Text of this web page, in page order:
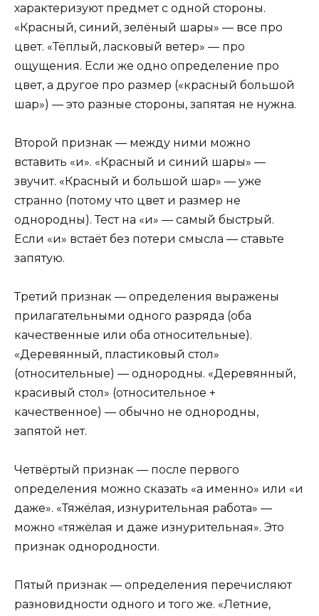
характеризуют предмет с одной стороны.
«Красный, синий, зелёный шары» — все про
цвет. «Тёплый, ласковый ветер» — про
ощущения. Если же одно определение про
цвет, а другое про размер («красный большой
шар») — это разные стороны, запятая не нужна.
Второй признак — между ними можно
вставить «и». «Красный и синий шары» —
звучит. «Красный и большой шар» — уже
странно (потому что цвет и размер не
однородны). Тест на «и» — самый быстрый.
Если «и» встаёт без потери смысла — ставьте
запятую.
Третий признак — определения выражены
прилагательными одного разряда (оба
качественные или оба относительные).
«Деревянный, пластиковый стол»
(относительные) — однородны. «Деревянный,
красивый стол» (относительное +
качественное) — обычно не однородны,
запятой нет.
Четвёртый признак — после первого
определения можно сказать «а именно» или «и
даже». «Тяжёлая, изнурительная работа» —
можно «тяжёлая и даже изнурительная». Это
признак однородности.
Пятый признак — определения перечисляют
разновидности одного и того же. «Летние,